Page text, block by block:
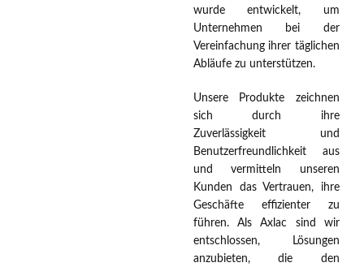
wurde entwickelt, um
Unternehmen bei der
Vereinfachung ihrer täglichen
Abläufe zu unterstützen.
Unsere Produkte zeichnen
sich durch ihre
Zuverlässigkeit und
Benutzerfreundlichkeit aus
und vermitteln unseren
Kunden das Vertrauen, ihre
Geschäfte effizienter zu
führen. Als Axlac sind wir
entschlossen, Lösungen
anzubieten, die den